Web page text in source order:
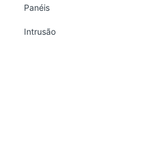
Panéis
Intrusão